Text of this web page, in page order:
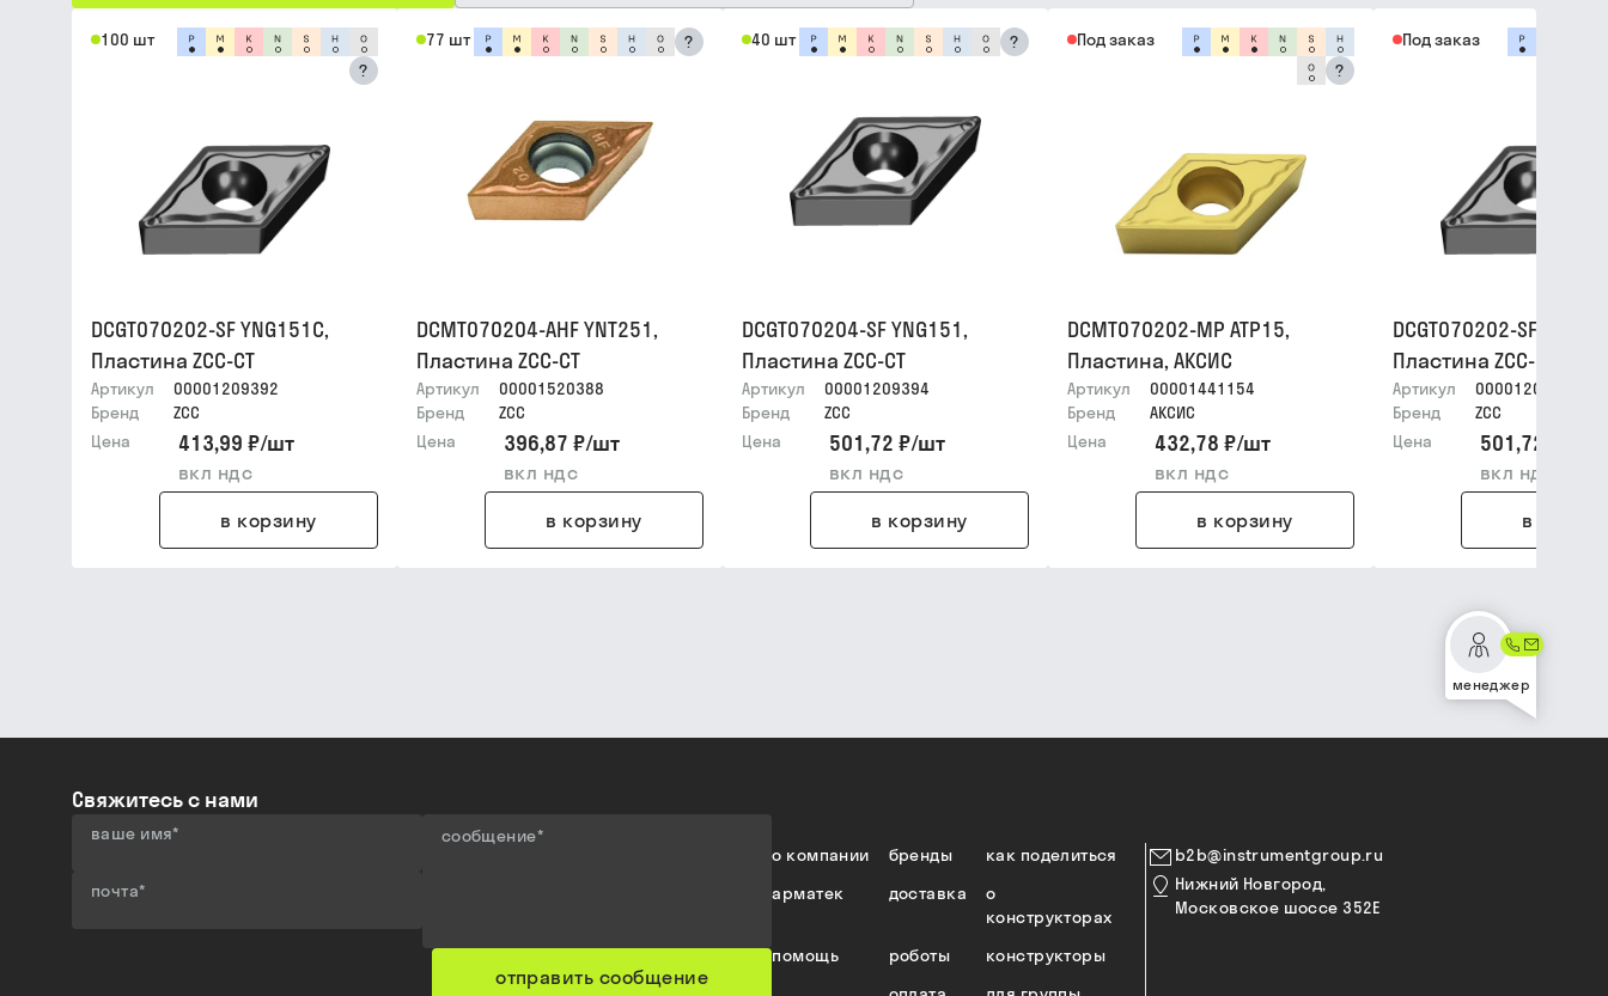
100 шт
?
DCGT070202-SF YNG151C,
Пластина ZCC-CT
Артикул
00001209392
Бренд
ZCC
Цена
413,99 ₽/шт
вкл ндс
в корзину
77 шт ?
DCMT070204-AHF YNT251,
Пластина ZCC-CT
Артикул
00001520388
Бренд
ZCC
Цена
396,87 ₽/шт
вкл ндс
в корзину
40 шт ?
DCGT070204-SF YNG151,
Пластина ZCC-CT
Артикул
00001209394
Бренд
ZCC
Цена
501,72 ₽/шт
вкл ндс
в корзину
Под заказ
?
DCMT070202-MP ATP15,
Пластина, АКСИС
Артикул
00001441154
Бренд
АКСИС
Цена
432,78 ₽/шт
вкл ндс
в корзину
Под заказ
DCGT070202-SF
Пластина ZCC-CT
Артикул
00001209391
Бренд
ZCC
Цена
501,72 ₽
вкл ндс
в
менеджер
Свяжитесь с нами
ваше имя*
почта*
сообщение*
отправить сообщение
как поделиться
бренды
о компании
о
конструкторах
доставка
арматек
конструкторы
роботы
помощь
b2b@instrumentgroup.ru
Нижний Новгород,
Московское шоссе 352Е